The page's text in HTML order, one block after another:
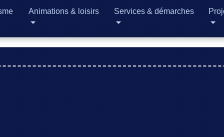
Animations & loisirs Services & démarches